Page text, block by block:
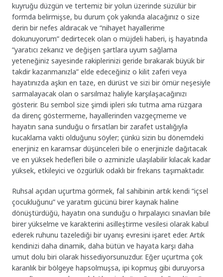
kuyruğu düzgün ve tertemiz bir yolun üzerinde süzülür bir
formda belirmişse, bu durum çok yakında alacağınız o size
derin bir nefes aldıracak ve “nihayet hayallerime
dokunuyorum” dedirtecek olan o müjdeli haberi, iş hayatında
“yaratıcı zekanız ve değişen şartlara uyum sağlama
yeteneğiniz sayesinde rakiplerinizi geride bırakarak büyük bir
takdir kazanmanızla” elde edeceğiniz o kilit zaferi veya
hayatınızda aşkın en taze, en dürüst ve sizi bir ömür neşesiyle
sarmalayacak olan o sarsılmaz haliyle karşılaşacağınızı
gösterir. Bu sembol size şimdi ipleri sıkı tutma ama rüzgara
da direnç göstermeme, hayallerinden vazgeçmeme ve
hayatın sana sunduğu o fırsatları bir zarafet ustalığıyla
kucaklama vakti olduğunu söyler; çünkü sizin bu dönemdeki
enerjiniz en karamsar düşünceleri bile o enerjinizle dağıtacak
ve en yüksek hedefleri bile o azminizle ulaşılabilir kılacak kadar
yüksek, etkileyici ve özgürlük odaklı bir frekans taşımaktadır.
Ruhsal açıdan uçurtma görmek, fal sahibinin artık kendi “içsel
çocukluğunu” ve yaratım gücünü birer kaynak haline
dönüştürdüğü, hayatın ona sunduğu o hırpalayıcı sınavları bile
birer yükselme ve karakterini asilleştirme vesilesi olarak kabul
ederek ruhunu tazelediği bir uyanış evresini işaret eder. Artık
kendinizi daha dinamik, daha bütün ve hayata karşı daha
umut dolu biri olarak hissediyorsunuzdur. Eğer uçurtma çok
karanlık bir bölgeye hapsolmuşsa, ipi kopmuş gibi duruyorsa